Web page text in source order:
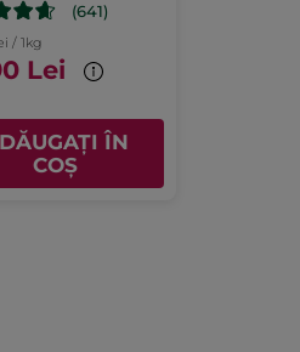
(641)
/ 1kg
Lei
ÎN
COȘ